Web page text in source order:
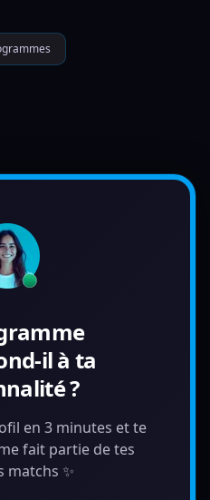
il à ta
?
en 3 minutes et te
fait partie de tes
matchs ✨